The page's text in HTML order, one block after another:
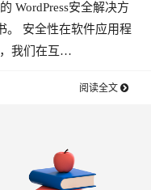
WordPress安全解决方
。 安全性在软件应用程
我们在互…
阅读全文